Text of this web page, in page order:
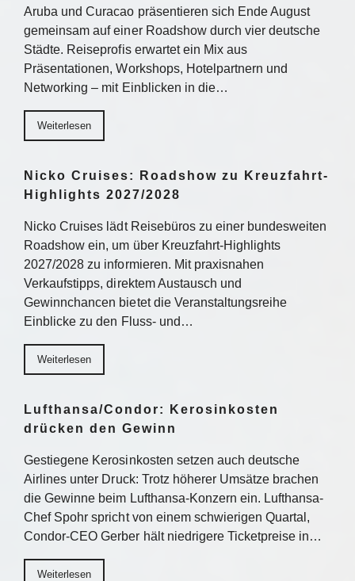
Aruba und Curacao präsentieren sich Ende August
gemeinsam auf einer Roadshow durch vier deutsche
Städte. Reiseprofis erwartet ein Mix aus
Präsentationen, Workshops, Hotelpartnern und
Networking – mit Einblicken in die…
Weiterlesen
Nicko Cruises: Roadshow zu Kreuzfahrt-
Highlights 2027/2028
Nicko Cruises lädt Reisebüros zu einer bundesweiten
Roadshow ein, um über Kreuzfahrt-Highlights
2027/2028 zu informieren. Mit praxisnahen
Verkaufstipps, direktem Austausch und
Gewinnchancen bietet die Veranstaltungsreihe
Einblicke zu den Fluss- und…
Weiterlesen
Lufthansa/Condor: Kerosinkosten
drücken den Gewinn
Gestiegene Kerosinkosten setzen auch deutsche
Airlines unter Druck: Trotz höherer Umsätze brachen
die Gewinne beim Lufthansa-Konzern ein. Lufthansa-
Chef Spohr spricht von einem schwierigen Quartal,
Condor-CEO Gerber hält niedrigere Ticketpreise in…
Weiterlesen